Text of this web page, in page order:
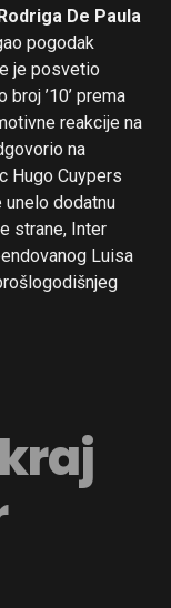
De Paula
pogodak
je posvetio
’10’ prema
reakcije na
na
Hugo Cuypers
unelo dodatnu
strane, Inter
Luisa